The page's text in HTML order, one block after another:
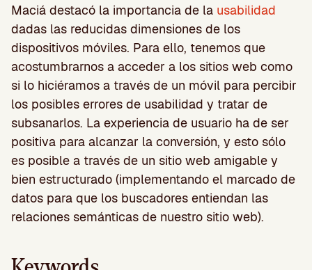
Maciá destacó la importancia de la usabilidad
dadas las reducidas dimensiones de los
dispositivos móviles. Para ello, tenemos que
acostumbrarnos a acceder a los sitios web como
si lo hiciéramos a través de un móvil para percibir
los posibles errores de usabilidad y tratar de
subsanarlos. La experiencia de usuario ha de ser
positiva para alcanzar la conversión, y esto sólo
es posible a través de un sitio web amigable y
bien estructurado (implementando el marcado de
datos para que los buscadores entiendan las
relaciones semánticas de nuestro sitio web).